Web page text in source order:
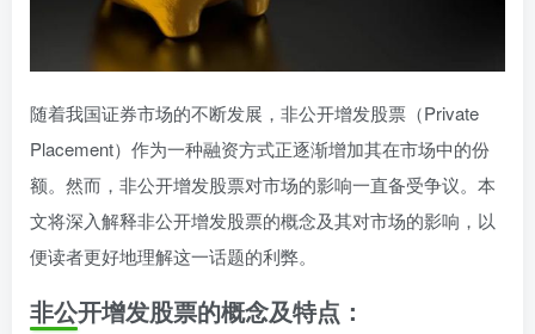
随着我国证券市场的不断发展，非公开增发股票（Private
Placement）作为一种融资方式正逐渐增加其在市场中的份
额。然而，非公开增发股票对市场的影响一直备受争议。本
文将深入解释非公开增发股票的概念及其对市场的影响，以
便读者更好地理解这一话题的利弊。
非公开增发股票的概念及特点：